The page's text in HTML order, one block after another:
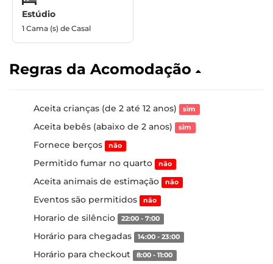
Estúdio
1 Cama (s) de Casal
Regras da Acomodação
Aceita crianças (de 2 até 12 anos) sim
Aceita bebês (abaixo de 2 anos) sim
Fornece berços não
Permitido fumar no quarto não
Aceita animais de estimação não
Eventos são permitidos não
Horario de silêncio 22:00 - 7:00
Horário para chegadas 14:00 - 23:00
Horário para checkout 8:00 - 11:00